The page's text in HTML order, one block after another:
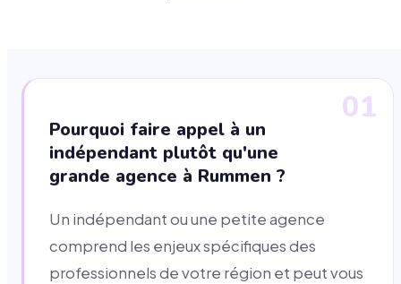
01
Pourquoi faire appel à un
indépendant plutôt qu'une
grande agence à Rummen ?
Un indépendant ou une petite agence
comprend les enjeux spécifiques des
professionnels de votre région et peut vous